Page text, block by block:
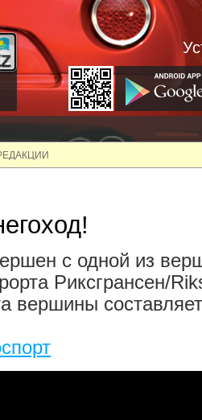
с одной из
Риксгрансен/
вершины